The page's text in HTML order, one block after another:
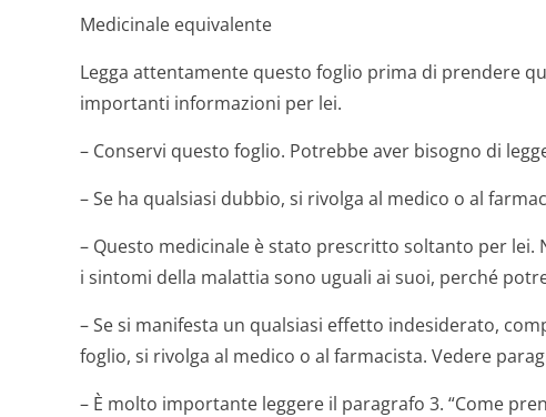
Medicinale equivalente
Legga attentamente questo foglio prima di prendere
importanti informazioni per lei.
– Conservi questo foglio. Potrebbe aver bisogno di
– Se ha qualsiasi dubbio, si rivolga al medico o al
– Questo medicinale è stato prescritto soltanto per lei.
i sintomi della malattia sono uguali ai suoi, perché
– Se si manifesta un qualsiasi effetto indesiderato,
foglio, si rivolga al medico o al farmacista. Vedere
– È molto importante leggere il paragrafo 3. “Come